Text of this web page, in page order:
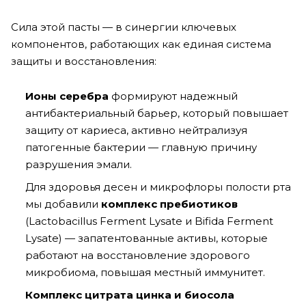
Сила этой пасты — в синергии ключевых
компонентов, работающих как единая система
защиты и восстановления:
Ионы серебра формируют надежный
антибактериальный барьер, который повышает
защиту от кариеса, активно нейтрализуя
патогенные бактерии — главную причину
разрушения эмали.
Для здоровья десен и микрофлоры полости рта
мы добавили комплекс пребиотиков
(Lactobacillus Ferment Lysate и Bifida Ferment
Lysate) — запатентованные активы, которые
работают на восстановление здорового
микробиома, повышая местный иммунитет.
Комплекс цитрата цинка и биосола